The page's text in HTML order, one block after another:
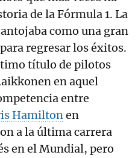
de la Fórmula 1. La
como una gran
regresar los éxitos.
título de pilotos
en aquel
entre
Hamiltonen
a la última carrera
en el Mundial, pero